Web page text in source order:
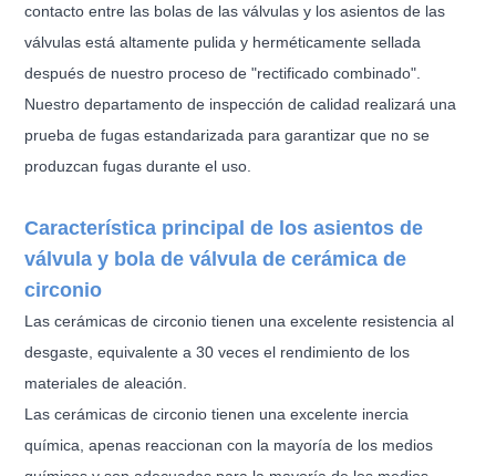
contacto entre las bolas de las válvulas y los asientos de las
válvulas está altamente pulida y herméticamente sellada
después de nuestro proceso de "rectificado combinado".
Nuestro departamento de inspección de calidad realizará una
prueba de fugas estandarizada para garantizar que no se
produzcan fugas durante el uso.
Característica principal de los asientos de
válvula y bola de válvula de cerámica de
circonio
Las cerámicas de circonio tienen una excelente resistencia al
desgaste, equivalente a 30 veces el rendimiento de los
materiales de aleación.
Las cerámicas de circonio tienen una excelente inercia
química, apenas reaccionan con la mayoría de los medios